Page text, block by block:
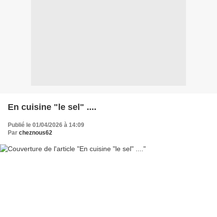
En cuisine "le sel" ....
Publié le 01/04/2026 à 14:09
Par cheznous62